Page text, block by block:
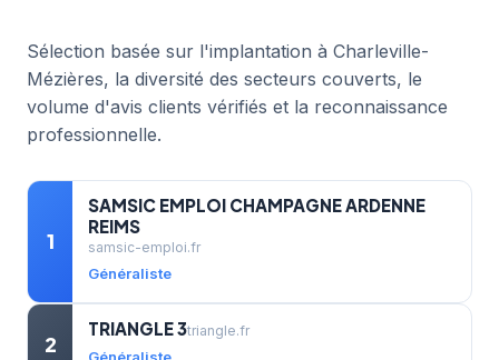
Sélection basée sur l'implantation à Charleville-
Mézières, la diversité des secteurs couverts, le
volume d'avis clients vérifiés et la reconnaissance
professionnelle.
1
SAMSIC EMPLOI CHAMPAGNE ARDENNE
REIMS
samsic-emploi.fr
Généraliste
2
TRIANGLE 3triangle.fr